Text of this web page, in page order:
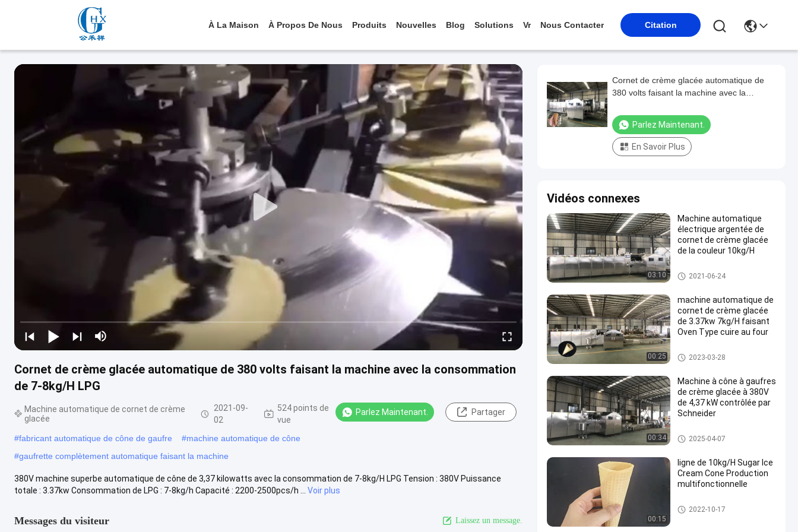
À La Maison À Propos De Nous Produits Nouvelles Blog Solutions Vr Nous Contacter Citation
Cornet de crème glacée automatique de 380 volts faisant la machine avec la consommation
de 7-8kg/H LPG
Machine automatique de cornet de crème
glacée
2021-09-
02
524 points de
vue
Parlez Maintenant. Partager
#fabricant automatique de cône de gaufre #machine automatique de cône
#gaufrette complètement automatique faisant la machine
380V machine superbe automatique de cône de 3,37 kilowatts avec la consommation de 7-8kg/H LPG Tension : 380V Puissance
totale : 3.37kw Consommation de LPG : 7-8kg/h Capacité : 2200-2500pcs/h ...
Voir plus
Messages du visiteur Laissez un message.
Cornet de crème glacée automatique de
380 volts faisant la machine avec la
Parlez Maintenant.
En Savoir Plus
Vidéos connexes
03:10
Machine automatique
électrique argentée de
cornet de crème glacée
de la couleur 10kg/H
Machine automatique de corn
et de crème glacée
2021-06-24
00:25
machine automatique de
cornet de crème glacée
de 3.37kw 7kg/H faisant
Oven Type cuire au four
Machine automatique de corn
et de crème glacée
2023-03-28
00:34
Machine à cône à gaufres
de crème glacée à 380V
de 4,37 kW contrôlée par
Schneider
Machine automatique de corn
et de crème glacée
2025-04-07
00:15
ligne de 10kg/H Sugar Ice
Cream Cone Production
multifonctionnelle
Machine automatique de corn
et de crème glacée
2022-10-17